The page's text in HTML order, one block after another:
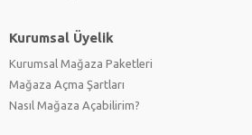
Kurumsal Üyelik
Kurumsal Mağaza Paketleri
Mağaza Açma Şartları
Nasıl Mağaza Açabilirim?